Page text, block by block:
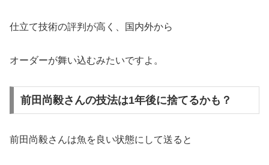
仕立て技術の評判が高く、国内外から
オーダーが舞い込むみたいですよ。
前田尚毅さんの技法は1年後に捨てるかも？
前田尚毅さんは魚を良い状態にして送ると